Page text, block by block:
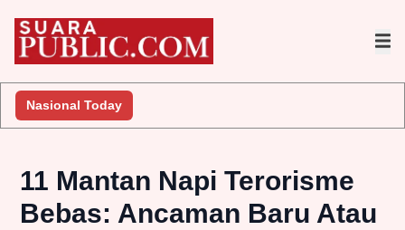
Nasional Today
Lakukan Penyelidikan
11 Mantan Napi Terorisme
Bebas: Ancaman Baru Atau